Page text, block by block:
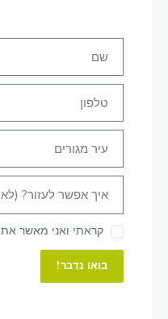
קראתי ואני מאשר את
בואו נדבר!